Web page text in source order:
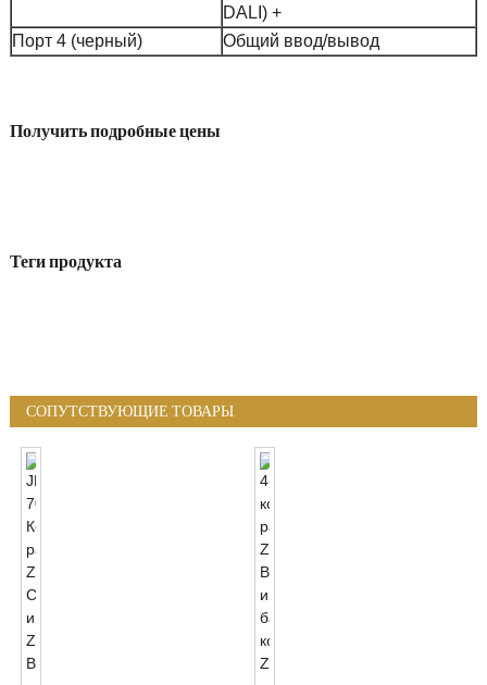
DALI) +
Порт 4 (черный)
Общий ввод/вывод
Получить подробные цены
Теги продукта
СОПУТСТВУЮЩИЕ ТОВАРЫ